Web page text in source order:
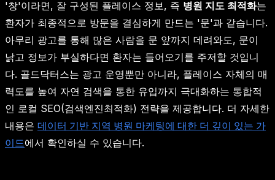
'창'이라면, 잘 구성된 플레이스 정보, 즉 병원 지도 최적화는
환자가 최종적으로 방문을 결심하게 만드는 '문'과 같습니다.
아무리 광고를 통해 많은 사람을 문 앞까지 데려와도, 문이
낡고 정보가 부실하다면 환자는 들어오기를 주저할 것입니
다. 골드닥터스는 광고 운영뿐만 아니라, 플레이스 자체의 매
력도를 높여 자연 검색을 통한 유입까지 극대화하는 통합적
인 로컬 SEO(검색엔진최적화) 전략을 제공합니다. 더 자세한
내용은 데이터 기반 지역 병원 마케팅에 대한 더 깊이 있는 가
이드에서 확인하실 수 있습니다.